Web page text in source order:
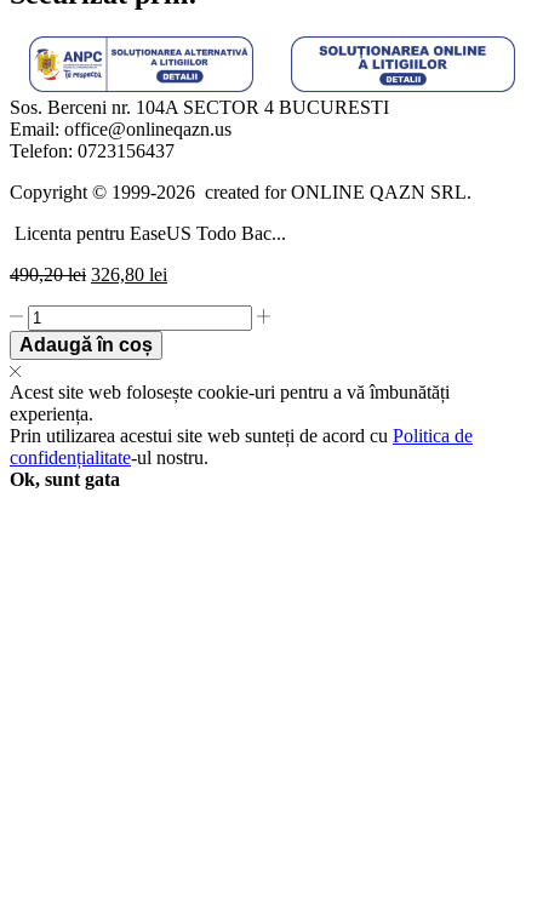
Sos. Berceni nr. 104A SECTOR 4 BUCURESTI
Email: office@onlineqazn.us
Telefon: 0723156437
Copyright ©️ 1999-2026 created for ONLINE QAZN SRL.
Licenta pentru EaseUS Todo Bac...
490,20lei 326,80 lei
Licenta
pentru
EaseUS
Backup
Home
-
Lifetime
/
Adaugă în coș
Acest site web folosește cookie-uri pentru a vă îmbunătăți
experiența.
Prin utilizarea acestui site web sunteți de acord cu Politica de
confidențialitate-ul nostru.
Ok, sunt gata